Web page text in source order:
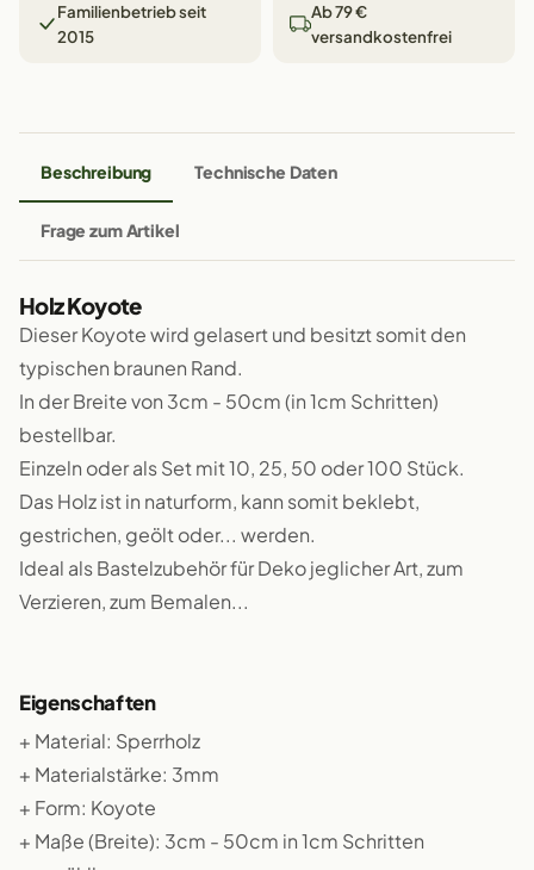
Familienbetrieb seit
2015
Ab 79 €
versandkostenfrei
Beschreibung Technische Daten
Frage zum Artikel
Holz Koyote
Dieser Koyote wird gelasert und besitzt somit den
typischen braunen Rand.
In der Breite von 3cm - 50cm (in 1cm Schritten)
bestellbar.
Einzeln oder als Set mit 10, 25, 50 oder 100 Stück.
Das Holz ist in naturform, kann somit beklebt,
gestrichen, geölt oder... werden.
Ideal als Bastelzubehör für Deko jeglicher Art, zum
Verzieren, zum Bemalen...
Eigenschaften
+ Material: Sperrholz
+ Materialstärke: 3mm
+ Form: Koyote
+ Maße (Breite): 3cm - 50cm in 1cm Schritten